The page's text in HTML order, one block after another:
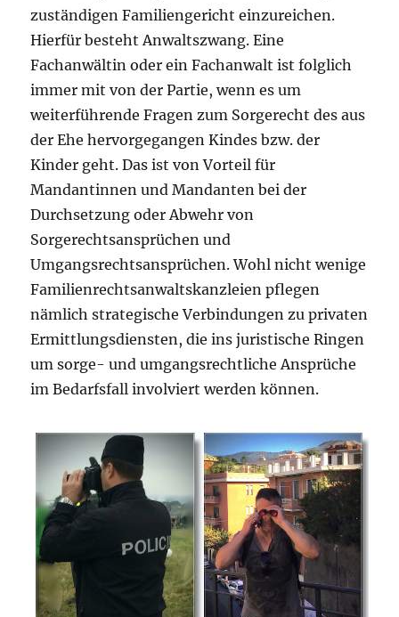
zuständigen Familiengericht einzureichen.
Hierfür besteht Anwaltszwang. Eine
Fachanwältin oder ein Fachanwalt ist folglich
immer mit von der Partie, wenn es um
weiterführende Fragen zum Sorgerecht des aus
der Ehe hervorgegangen Kindes bzw. der
Kinder geht. Das ist von Vorteil für
Mandantinnen und Mandanten bei der
Durchsetzung oder Abwehr von
Sorgerechtsansprüchen und
Umgangsrechtsansprüchen. Wohl nicht wenige
Familienrechtsanwaltskanzleien pflegen
nämlich strategische Verbindungen zu privaten
Ermittlungsdiensten, die ins juristische Ringen
um sorge- und umgangsrechtliche Ansprüche
im Bedarfsfall involviert werden können.